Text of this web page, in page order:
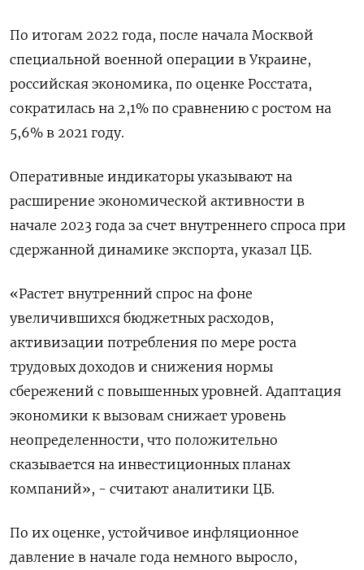
По итогам 2022 года, после начала Москвой
специальной военной операции в Украине,
российская экономика, по оценке Росстата,
сократилась на 2,1% по сравнению с ростом на
5,6% в 2021 году.
Оперативные индикаторы указывают на
расширение экономической активности в
начале 2023 года за счет внутреннего спроса при
сдержанной динамике экспорта, указал ЦБ.
«Растет внутренний спрос на фоне
увеличившихся бюджетных расходов,
активизации потребления по мере роста
трудовых доходов и снижения нормы
сбережений с повышенных уровней. Адаптация
экономики к вызовам снижает уровень
неопределенности, что положительно
сказывается на инвестиционных планах
компаний», - считают аналитики ЦБ.
По их оценке, устойчивое инфляционное
давление в начале года немного выросло,